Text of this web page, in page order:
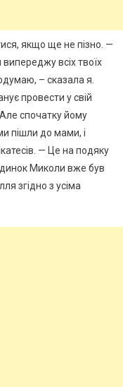
якщо ще не пізно. —
всіх твоїх
– сказала я.
провести у свій
спочатку йому
пішли до мами, і
— Це на подяку
Миколи вже був
згідно з усіма